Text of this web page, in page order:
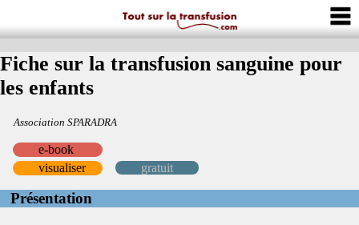
Fiche sur la transfusion sanguine pour
les enfants
Association SPARADRA
e-book
gratuit
visualiser
Présentation